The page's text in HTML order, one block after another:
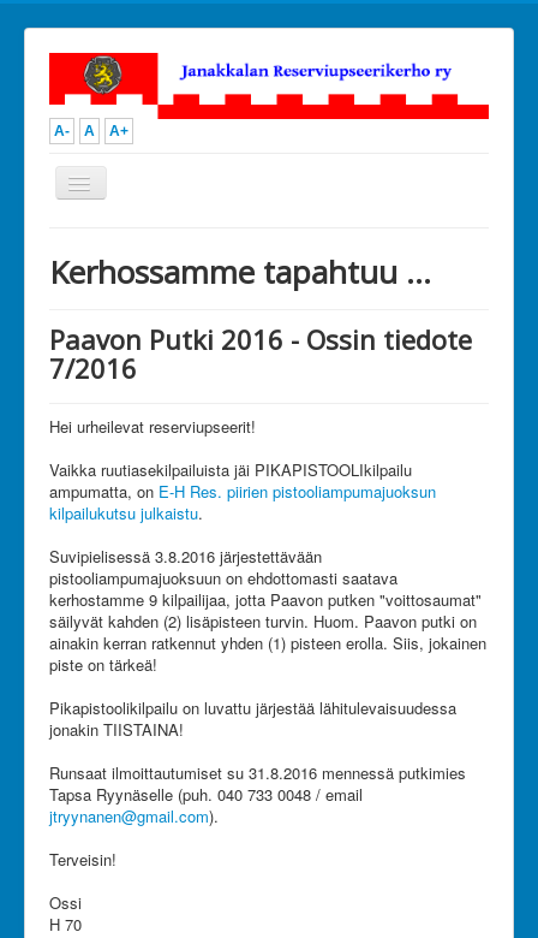
A- A A+
Vaihda
navigointi
Toiminta
Kilpailutoiminta
Kerhoillat ja perheretket
Muu toiminta
Kalenteri
Ota yhteyttä
Liity jäseneksi
Tue toimintaamme
Olet tässä: JanRU
Paavon Putki 2016 - Ossin tiedote 7/2016
Kerhossamme tapahtuu ...
Paavon Putki 2016 - Ossin tiedote
7/2016
Hei urheilevat reserviupseerit!
Vaikka ruutiasekilpailuista jäi PIKAPISTOOLIkilpailu
ampumatta, on E-H Res. piirien pistooliampumajuoksun
kilpailukutsu julkaistu.
Suvipielisessä 3.8.2016 järjestettävään
pistooliampumajuoksuun on ehdottomasti saatava
kerhostamme 9 kilpailijaa, jotta Paavon putken "voittosaumat"
säilyvät kahden (2) lisäpisteen turvin. Huom. Paavon putki on
ainakin kerran ratkennut yhden (1) pisteen erolla. Siis, jokainen
piste on tärkeä!
Pikapistoolikilpailu on luvattu järjestää lähitulevaisuudessa
jonakin TIISTAINA!
Runsaat ilmoittautumiset su 31.8.2016 mennessä putkimies
Tapsa Ryynäselle (puh. 040 733 0048 / email
jtryynanen@gmail.com).
Terveisin!
Ossi
H 70